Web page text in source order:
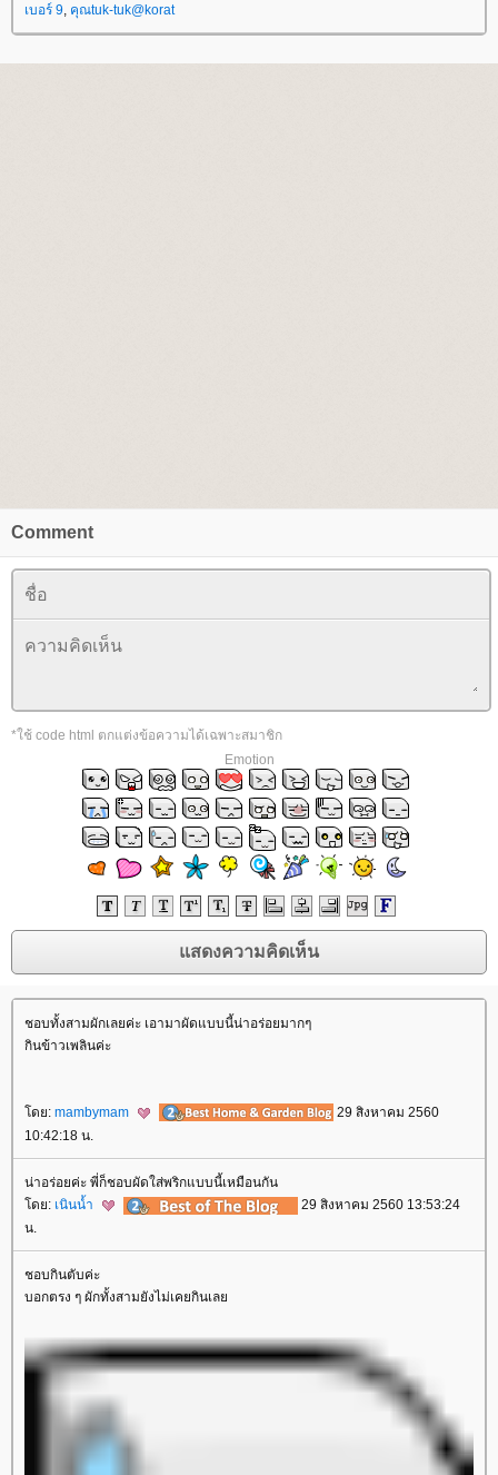
เบอร์ 9 คุณtuk-tuk@korat
Comment
*ใช้ code html ตกแต่งข้อความได้เฉพาะสมาชิก
Emotion
ชอบทั้งสามผักเลยค่ะ เอามาผัดแบบนี้น่าอร่อยมากๆ
กินข้าวเพลินค่ะ
ดย: mambymam
29 สิงหาคม 2560
10:42:18 น.
น่าอร่อยค่ะ พี่ก็ชอบผัดใส่พริกแบบนี้เหมือนกัน
ดย: เนินน้ำ
29 สิงหาคม 2560 13:53:24
น.
ชอบกินตับค่ะ
บอกตรง ๆ ผักทั้งสามยังไม่เคยกินเล